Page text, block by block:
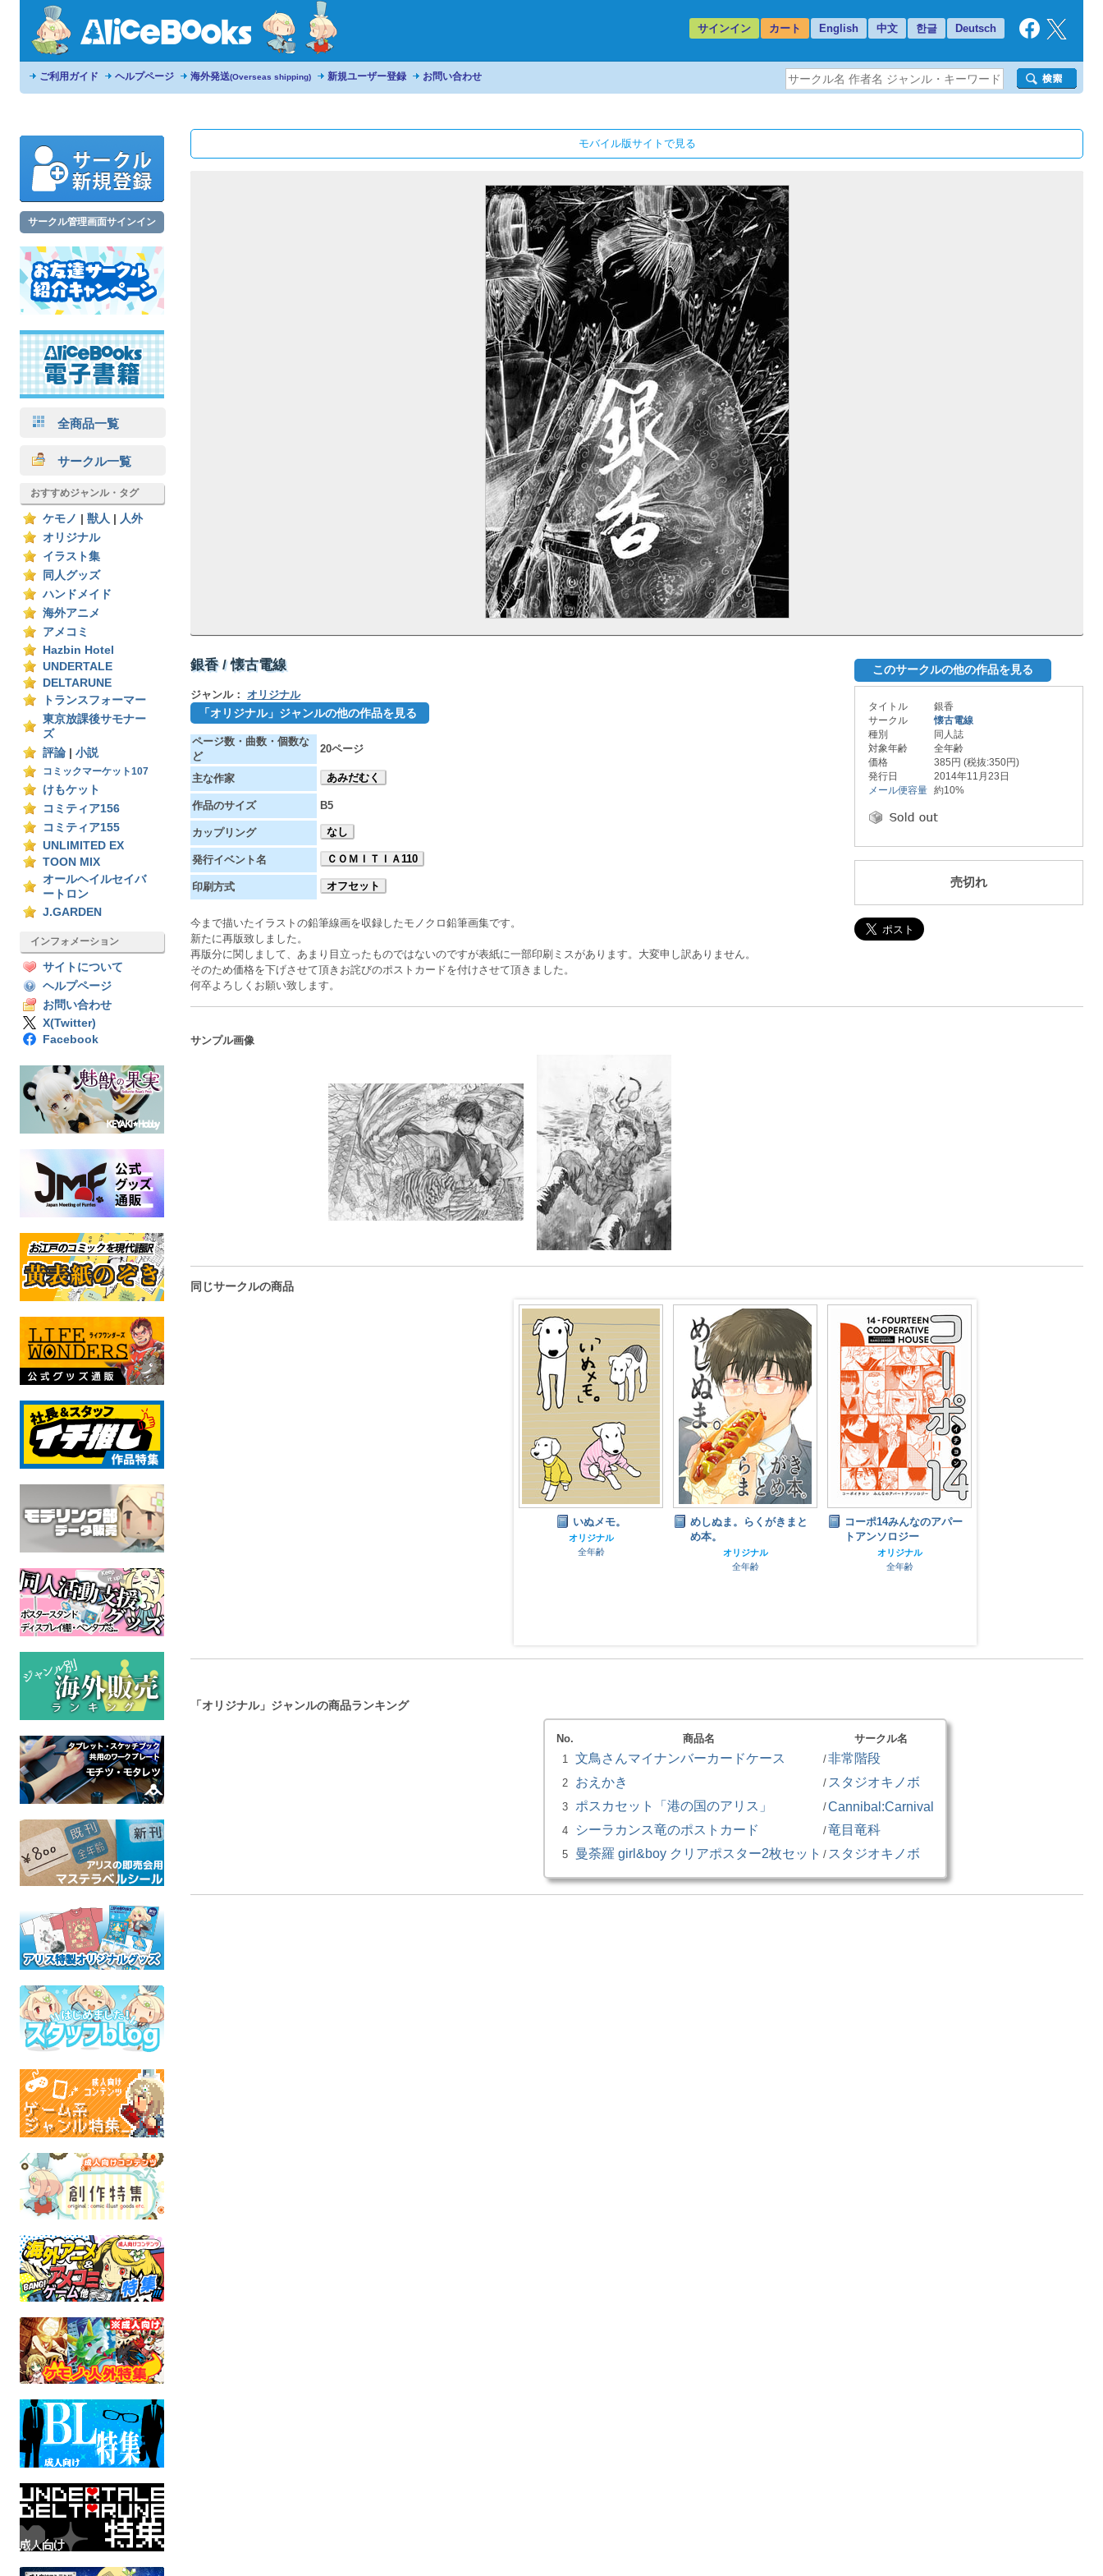
サインイン カート English 中文 한글 Deutsch
ご利用ガイド ヘルプページ 海外発送(Overseas shipping) 新規ユーザー登録 お問い合わせ
サークル管理画面サインイン
全商品一覧
サークル一覧
おすすめジャンル・タグ
ケモノ 獣人
人外
オリジナル
イラスト集
同人グッズ
ハンドメイド
海外アニメ
アメコミ
Hazbin Hotel
UNDERTALE
DELTARUNE
トランスフォーマー
東京放課後サモナー
ズ
評論
小説
コミックマーケット107
けもケット
コミティア156
コミティア155
UNLIMITED EX
TOON MIX
オールヘイルセイバ
ートロン
J.GARDEN
インフォメーション
サイトについて
ヘルプページ
お問い合わせ
X(Twitter)
Facebook
モバイル版サイトで見る
銀香 / 懐古電線
ジャンル： オリジナル
「オリジナル」ジャンルの他の作品を見る
ページ数・曲数・個数な
ど
20ページ
主な作家 あみだむく
作品のサイズ B5
カップリング なし
発行イベント名 ＣＯＭＩＴＩＡ110
印刷方式 オフセット
今まで描いたイラストの鉛筆線画を収録したモノクロ鉛筆画集です。
新たに再版致しました。
再版分に関しまして、あまり目立ったものではないのですが表紙に一部印刷ミスがあります。大変申し訳ありません。
そのため価格を下げさせて頂きお詫びのポストカードを付けさせて頂きました。
何卒よろしくお願い致します。
このサークルの他の作品を見る
タイトル
銀香
サークル
懐古電線
種別
同人誌
対象年齢
全年齢
価格
385円 (税抜:350円)
発行日
2014年11月23日
メール便容量 約10%
売切れ
サンプル画像
同じサークルの商品
いぬメモ。
オリジナル
全年齢
いぬメモ。
オリジナル
全年齢
めしぬま。らくがきまと
め本。
オリジナル
全年齢
コーポ14みんなのアパー
トアンソロジー
オリジナル
全年齢
「オリジナル」ジャンルの商品ランキング
No. 商品名
サークル名
1 文鳥さんマイナンバーカードケース /非常階段
2 おえかき / スタジオキノボ
3 ポスカセット「港の国のアリス」 /Cannibal:Carnival
4 シーラカンス竜のポストカード /竜目竜科
5 曼荼羅 girl&boy クリアポスター2枚セット / スタジオキノボ